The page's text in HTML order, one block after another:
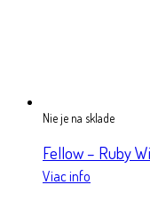
Nie je na sklade
Fellow – Ruby
Viac info